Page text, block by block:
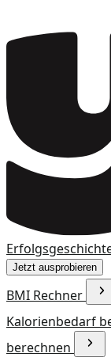
Jetzt ausprobieren
BMI Rechner
Kalorienbedarf
berechnen